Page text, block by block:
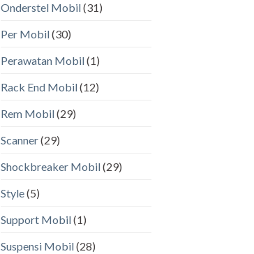
Onderstel Mobil(31)
Per Mobil(30)
Perawatan Mobil(1)
Rack End Mobil(12)
Rem Mobil(29)
Scanner(29)
Shockbreaker Mobil(29)
Style(5)
Support Mobil(1)
Suspensi Mobil(28)